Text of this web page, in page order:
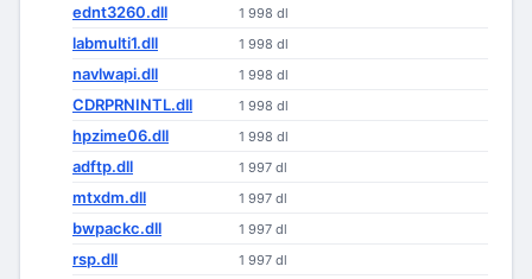
ednt3260.dll 1 998 dl
labmulti1.dll 1 998 dl
navlwapi.dll 1 998 dl
CDRPRNINTL.dll 1 998 dl
hpzime06.dll 1 998 dl
adftp.dll 1 997 dl
mtxdm.dll 1 997 dl
bwpackc.dll 1 997 dl
rsp.dll 1 997 dl